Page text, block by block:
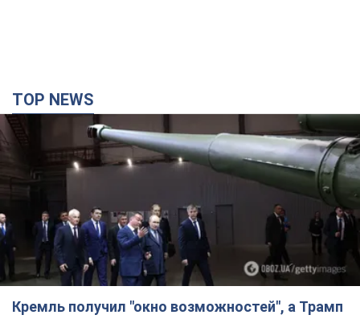
TOP NEWS
Кремль получил "окно возможностей", а Трамп